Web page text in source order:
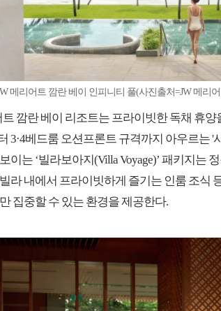
메리어트 깜란 베이 인피니티 풀(사진출처=JW 메리
트 깜란 베이 리조트는 프라이빗한 독채 휴
3·4베드룸 오션프론트 규격까지 아우르는
이는 ‘빌라보아지(Villa Voyage)’ 패키지는
라 내에서 프라이빗하게 즐기는 인룸 조식
집중할 수 있는 환경을 제공한다.